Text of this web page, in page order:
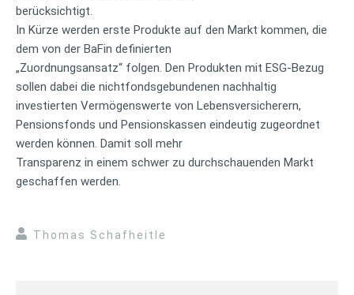
berücksichtigt.
In Kürze werden erste Produkte auf den Markt kommen, die
dem von der BaFin definierten
„Zuordnungsansatz“ folgen. Den Produkten mit ESG-Bezug
sollen dabei die nichtfondsgebundenen nachhaltig
investierten Vermögenswerte von Lebensversicherern,
Pensionsfonds und Pensionskassen eindeutig zugeordnet
werden können. Damit soll mehr
Transparenz in einem schwer zu durchschauenden Markt
geschaffen werden.
Thomas Schafheitle